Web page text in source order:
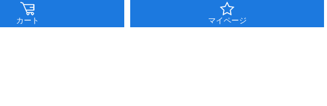
カート マイページ